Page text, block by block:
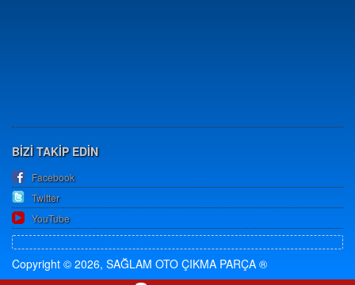
BİZİ TAKİP EDİN
Facebook
Twitter
YouTube
Copyright © 2026, SAĞLAM OTO ÇIKMA PARÇA ®